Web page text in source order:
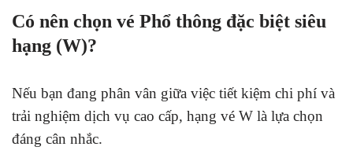
Có nên chọn vé Phổ thông đặc biệt siêu
hạng (W)?
Nếu bạn đang phân vân giữa việc tiết kiệm chi phí và
trải nghiệm dịch vụ cao cấp, hạng vé W là lựa chọn
đáng cân nhắc.